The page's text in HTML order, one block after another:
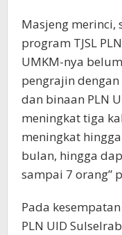
Masjeng merinci,
program TJSL
UMKM-nya
pengrajin
dan binaan PLN
meningkat tiga
meningkat
bulan, hingga
sampai 7 orang”
Pada
PLN UID